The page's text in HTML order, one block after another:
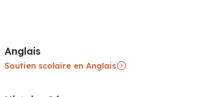
Anglais
Soutien scolaire en Anglais